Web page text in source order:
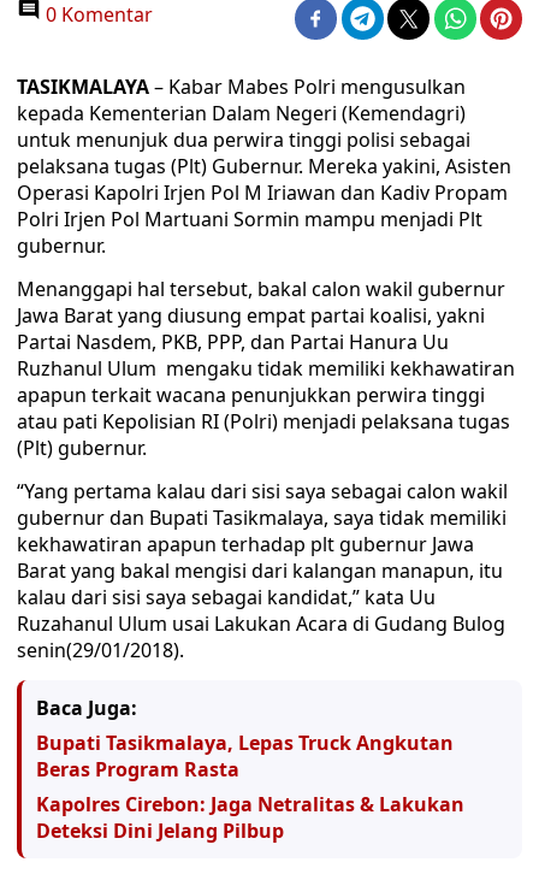
0 Komentar
TASIKMALAYA– Kabar Mabes Polri mengusulkan
kepada Kementerian Dalam Negeri (Kemendagri)
untuk menunjuk dua perwira tinggi polisi sebagai
pelaksana tugas (Plt) Gubernur. Mereka yakini, Asisten
Operasi Kapolri Irjen Pol M Iriawan dan Kadiv Propam
Polri Irjen Pol Martuani Sormin mampu menjadi Plt
gubernur.
Menanggapi hal tersebut, bakal calon wakil gubernur
Jawa Barat yang diusung empat partai koalisi, yakni
Partai Nasdem, PKB, PPP, dan Partai Hanura Uu
Ruzhanul Ulum mengaku tidak memiliki kekhawatiran
apapun terkait wacana penunjukkan perwira tinggi
atau pati Kepolisian RI (Polri) menjadi pelaksana tugas
(Plt) gubernur.
“Yang pertama kalau dari sisi saya sebagai calon wakil
gubernur dan Bupati Tasikmalaya, saya tidak memiliki
kekhawatiran apapun terhadap plt gubernur Jawa
Barat yang bakal mengisi dari kalangan manapun, itu
kalau dari sisi saya sebagai kandidat,” kata Uu
Ruzahanul Ulum usai Lakukan Acara di Gudang Bulog
senin(29/01/2018).
Baca Juga:
Bupati Tasikmalaya, Lepas Truck Angkutan
Beras Program Rasta
Kapolres Cirebon: Jaga Netralitas & Lakukan
Deteksi Dini Jelang Pilbup